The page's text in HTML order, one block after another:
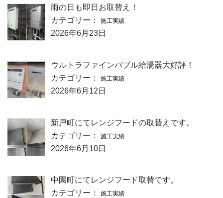
雨の日も即日お取替え！
カテゴリー：
施工実績
2026年6月23日
ウルトラファインバブル給湯器大好評！
カテゴリー：
施工実績
2026年6月12日
新戸町にてレンジフードの取替えです。
カテゴリー：
施工実績
2026年6月10日
中園町にてレンジフード取替です。
カテゴリー：
施工実績